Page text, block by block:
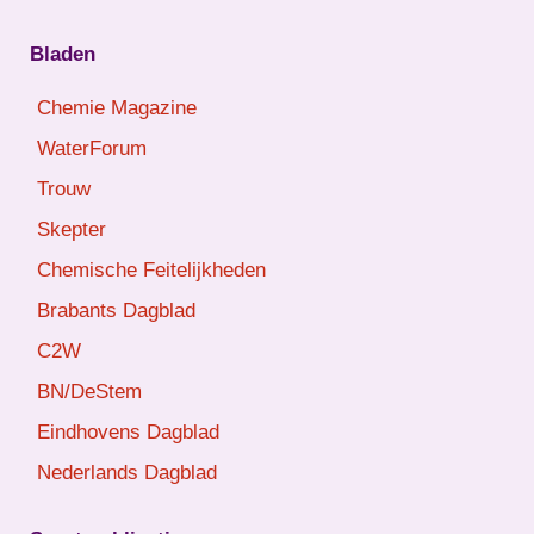
Bladen
Chemie Magazine
WaterForum
Trouw
Skepter
Chemische Feitelijkheden
Brabants Dagblad
C2W
BN/DeStem
Eindhovens Dagblad
Nederlands Dagblad